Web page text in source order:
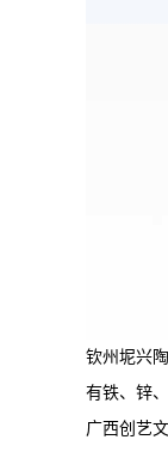
钦州坭兴
有铁、锌
广西创艺